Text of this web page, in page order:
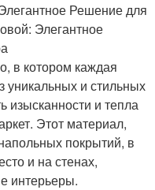
Решение для
Элегантное
в котором каждая
уникальных и стильных
изысканности и тепла
Этот материал,
покрытий, в
и на стенах,
интерьеры.